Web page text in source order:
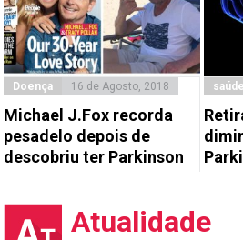
Doença 16 de Agosto, 2018
Michael J.Fox recorda
pesadelo depois de
descobriu ter Parkinson
saúde
Atualidade